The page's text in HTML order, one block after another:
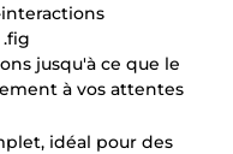
jusqu'à ce que le
à vos attentes
idéal pour des